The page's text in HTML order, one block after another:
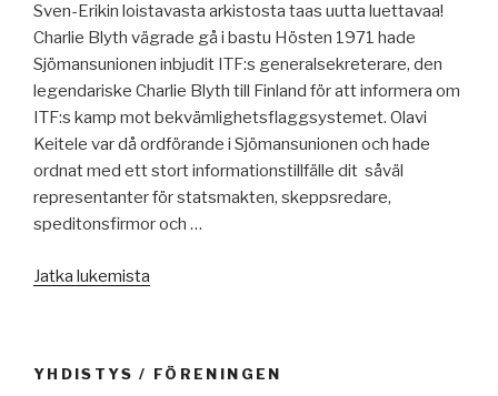
Sven-Erikin loistavasta arkistosta taas uutta luettavaa!
Charlie Blyth vägrade gå i bastu Hösten 1971 hade
Sjömansunionen inbjudit ITF:s generalsekreterare, den
legendariske Charlie Blyth till Finland för att informera om
ITF:s kamp mot bekvämlighetsflaggsystemet. Olavi
Keitele var då ordförande i Sjömansunionen och hade
ordnat med ett stort informationstillfälle dit såväl
representanter för statsmakten, skeppsredare,
speditonsfirmor och …
Jatka lukemista
–
YHDISTYS / FÖRENINGEN